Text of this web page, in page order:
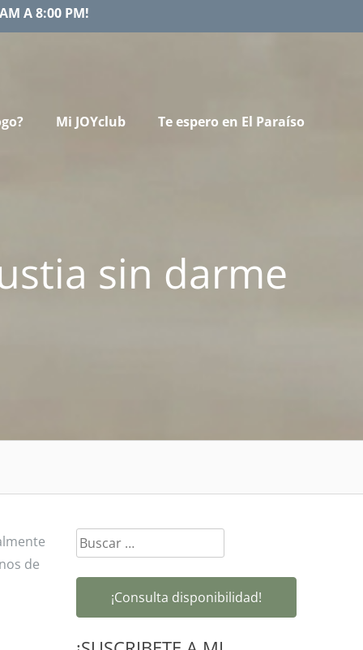
A 8:00 PM!
Mi JOYclub Te espero en El Paraíso
sin darme
de
Buscar:
¡Consulta disponibilidad!